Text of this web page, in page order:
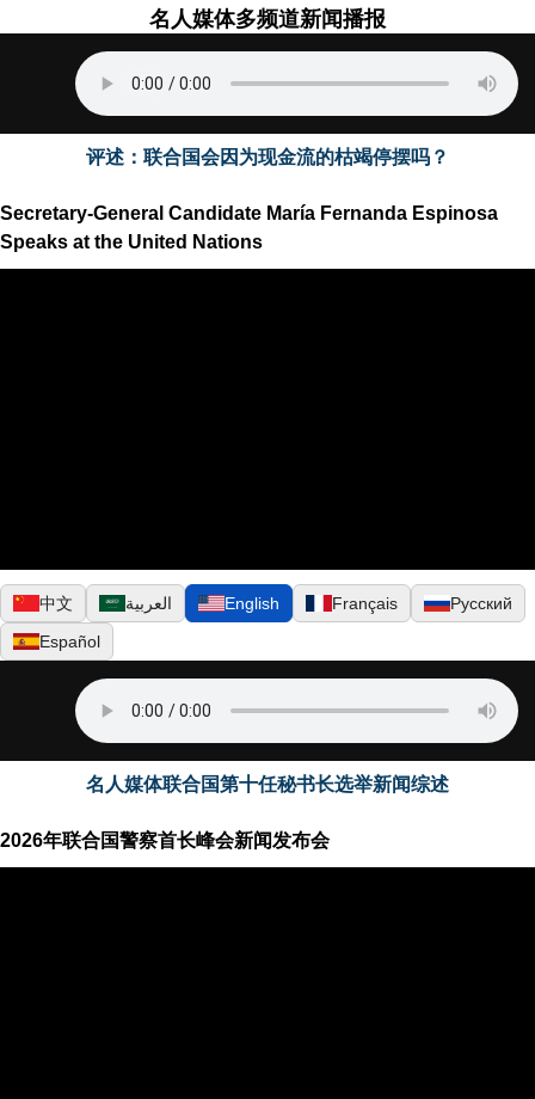
La plataforma de medios de celebridades transmite
名人媒体多频道新闻播报
评述：联合国会因为现金流的枯竭停摆吗？
Secretary-General Candidate María Fernanda Espinosa
Speaks at the United Nations
▶
中文 العربية English Français
Русский
Español
名人媒体联合国第十任秘书长选举新闻综述
2026年联合国警察首长峰会新闻发布会